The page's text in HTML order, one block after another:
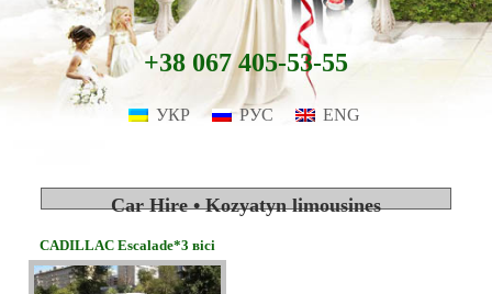
+38 067 405-53-55
УКР РУС ENG
Car Hire • Kozyatyn limousines
CADILLAC Escalade*3 вісі